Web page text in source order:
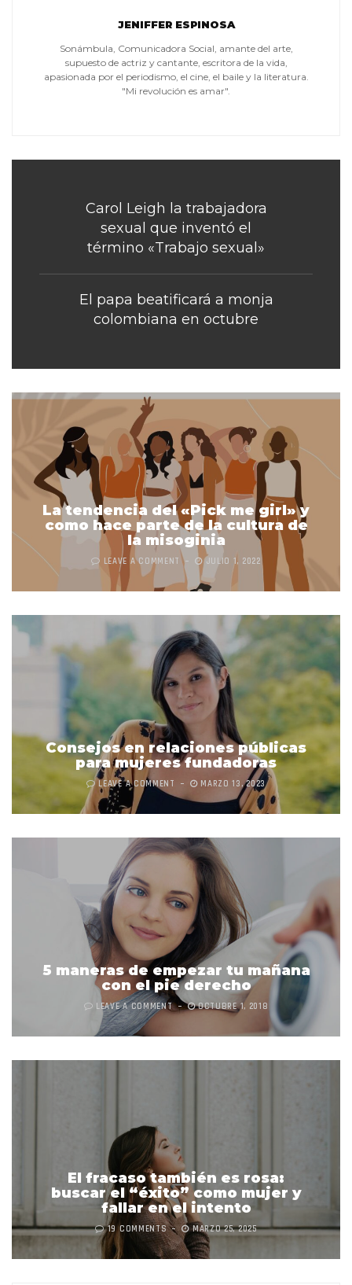
JENIFFER ESPINOSA
Sonámbula, Comunicadora Social, amante del arte,
supuesto de actriz y cantante, escritora de la vida,
apasionada por el periodismo, el cine, el baile y la literatura.
"Mi revolución es amar".
Carol Leigh la trabajadora
sexual que inventó el
término «Trabajo sexual»
El papa beatificará a monja
colombiana en octubre
La tendencia del «Pick me girl» y
como hace parte de la cultura de
la misoginia
LEAVE A COMMENT JULIO 1, 2022
Consejos en relaciones públicas
para mujeres fundadoras
LEAVE A COMMENT MARZO 13, 2023
5 maneras de empezar tu mañana
con el pie derecho
LEAVE A COMMENT OCTUBRE 1, 2018
El fracaso también es rosa:
buscar el “éxito” como mujer y
fallar en el intento
19 COMMENTS MARZO 25, 2025